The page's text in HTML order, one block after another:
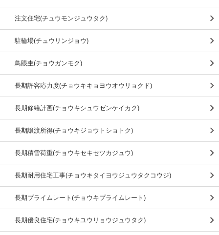
注文住宅(チュウモンジュウタク)
駐輪場(チュウリンジョウ)
鳥眼杢(チョウガンモク)
長期許容応力度(チョウキキョヨウオウリョクド)
長期修繕計画(チョウキシュウゼンケイカク)
長期譲渡所得(チョウキジョウトショトク)
長期積雪荷重(チョウキセキセツカジュウ)
長期耐用住宅工事(チョウキタイヨウジュウタクコウジ)
長期プライムレート(チョウキプライムレート)
長期優良住宅(チョウキユウリョウジュウタク)